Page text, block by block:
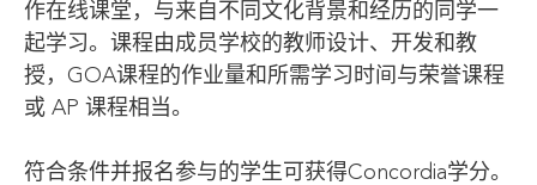
作在线课堂，与来自不同文化背景和经历的同学一
起学习。课程由成员学校的教师设计、开发和教
授，GOA课程的作业量和所需学习时间与荣誉课程
或 AP 课程相当。
符合条件并报名参与的学生可获得Concordia学分。